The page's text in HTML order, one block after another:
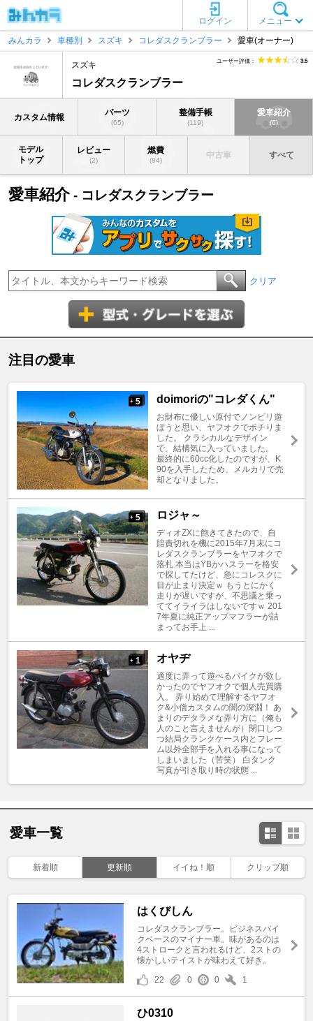
メニュー
ログイン
みんカラ
車種別 スズキ コレダスクランブラー 愛車(オーナー)
スズキ
コレダスクランブラー
ユーザー評価： 3.5
カスタム情報 パーツ
(65)
整備手帳
(119)
愛車紹介
(6)
モデル
トップ
レビュー
(2)
燃費
(84)
中古車 すべて
愛車紹介- コレダスクランブラー
クリア
注目の愛車
+ 5 doimoriの"コレダくん"
お財布に優しい原付でノンビリ遊
ぼうと思い、ヤフオクでポチりま
した。 クラシカルなデザイン
で、結構気に入っていました。
最終的に60cc化したのですが、K
90を入手したため、メルカリで売
却となりました。
+ 5 ロジャ～
ディオZXに飽きてきたので、自
賠責切れを機に2015年7月末にコ
レダスクランブラーをヤフオクで
落札 本当はYBかハスラーを格安
で探してたけど、急にコレスクに
目が止まり決定ｗ もうとにかく
走りが遅いですが、不思議と乗っ
ててイライラはしないですｗ 201
7年夏に純正アップマフラーが詰
まってお手上 ...
+ 1 オヤヂ
適度に弄って遊べるバイクが欲し
かったのでヤフオクで個人売買購
入。 弄り始めて理解するヤフオ
ク&小僧カスタムの闇の深淵！ あ
まりのデタラメな弄り方に（俺も
人のこと言えませんが）閉口しつ
つ結局クランクケース内とフレー
ム以外全部手を入れる事になって
しまいました（苦笑） 白タンク
写真が引き取り時の状態 ...
愛車一覧
新着順 更新順 イイね！順 クリップ順
はくびしん
コレダスクランブラー。ビジネスバイ
クベースのマイナー車。味があるのは
4ストロークと言われるけど、2ストの
懐かしいテイストが味わえて好き。
22
0 0 1
ひ0310